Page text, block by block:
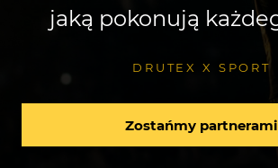
jaką pokonują
DRUTEX X SPORT
Zostańmy partnerami